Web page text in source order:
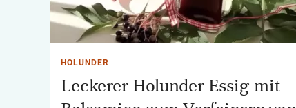
HOLUNDER
Leckerer Holunder Essig mit